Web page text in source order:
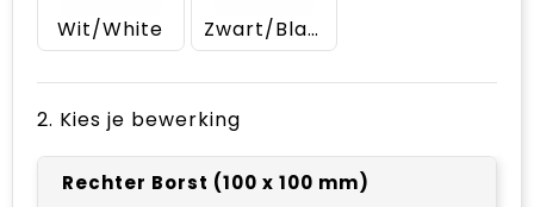
Wit/White Zwart/Black
2. Kies je bewerking
Rechter Borst (100 x 100 mm)